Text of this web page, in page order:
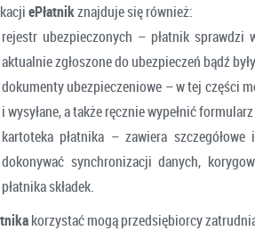
ePłatnikznajduje się również:
rejestr ubezpieczonych – płatnik
aktualnie zgłoszone do ubezpieczeń bądź
dokumenty ubezpieczeniowe – w tej części
i wysyłane, a także ręcznie wypełnić
kartoteka płatnika – zawiera
dokonywać synchronizacji danych,
płatnika składek.
korzystać mogą przedsiębiorcy